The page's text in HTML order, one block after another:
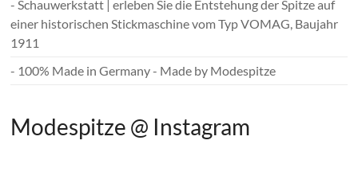
- Schauwerkstatt | erleben Sie die Entstehung der Spitze auf
einer historischen Stickmaschine vom Typ VOMAG, Baujahr
1911
- 100% Made in Germany - Made by Modespitze
Modespitze @ Instagram